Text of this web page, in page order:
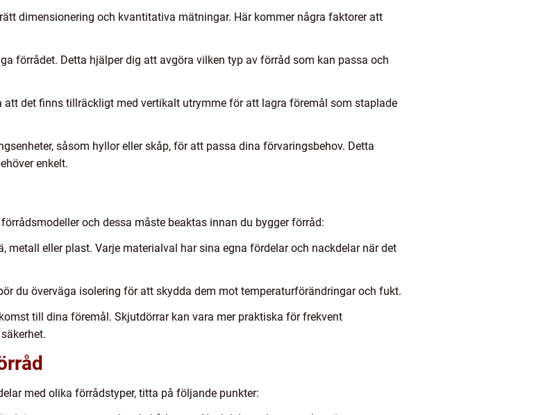
dimensionering och kvantitativa mätningar. Här kommer några faktorer att
förrådet. Detta hjälper dig att avgöra vilken typ av förråd som kan passa och
det finns tillräckligt med vertikalt utrymme för att lagra föremål som staplade
såsom hyllor eller skåp, för att passa dina förvaringsbehov. Detta
enkelt.
och dessa måste beaktas innan du bygger förråd:
metall eller plast. Varje materialval har sina egna fördelar och nackdelar när det
du överväga isolering för att skydda dem mot temperaturförändringar och fukt.
till dina föremål. Skjutdörrar kan vara mer praktiska för frekvent
med olika förrådstyper, titta på följande punkter: